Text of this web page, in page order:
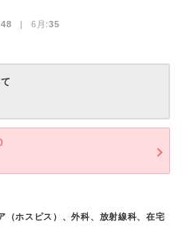
48 | 6月:35
（ホスピス）、外科、放射線科、在宅